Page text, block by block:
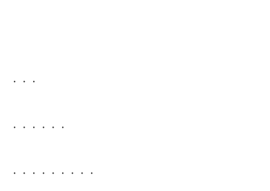
・・・
・・・・・・
・・・・・・・・・